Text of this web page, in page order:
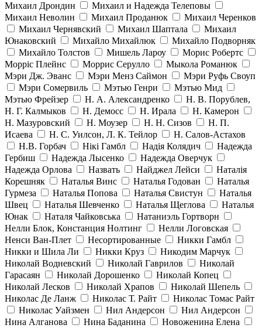
Михаил Дрондин
Михаил и Надежда Телеповы
Михаил Неволин
Михаил Проданюк
Михаил Черенков
Михаил Чернявский
Михаил Шаптала
Михаил
Юнаковский
Михайло Михайлюк
Михайло Подворняк
Михайло Толстов
Мишель Лароу
Морис Робертс
Морріс Плейнс
Моррис Серулло
Мыкола Романюк
Мэри Дж. Эванс
Мэри Менз Саймон
Мэри Руфь Своуп
Мэри Сомервиль
Мэтью Генри
Мэтью Мид
Мэтью Фрейзер
Н. А. Александренко
Н. В. Порублев,
Н. Г. Калмыков
Н. Демосс Н. Ирала
Н. Камерон
Н. Мазуровский
Н. Моузер Н. Н. Сизов
Н. П.
Исаева
Н. С. Уилсон, Л. К. Тейлор
Н. Салов-Астахов
Н.В. Горбач
Нікі Гамбл Надія Колядич
Надежда
Гербиш
Надежда Лысенко
Надежда Оверчук
Надежда Орлова
Назвать Найджел Лейси
Наталія
Корешняк
Наталья Винс Наталья Годован
Наталья
Гурмеза
Наталья Попова Наталья Свистун
Наталья
Швец
Наталья Шевченко Наталья Щеглова
Наталья
Юнак
Наталя Чайковська
Натаниэль Гортворн
Нелли Блок, Констанция Нолтинг
Нелли Логовская
Ненси Ван-Плет
Несортированные
Никки Гамбл
Никки и Шила Ли
Никки Круз
Никодим Марчук
Николай Водневский
Николай Гаврилов
Николай
Гарасаян
Николай Дорошенко
Николай Копец
Николай Лесков
Николай Храпов
Николай Шепель
Николас Де Ланж
Николас Т. Райт
Николас Томас Райт
Николас Уайзмен
Нил Андерсон
Нил Андерсон
Нина Алганова
Нина Баданина
Новоженина Елена